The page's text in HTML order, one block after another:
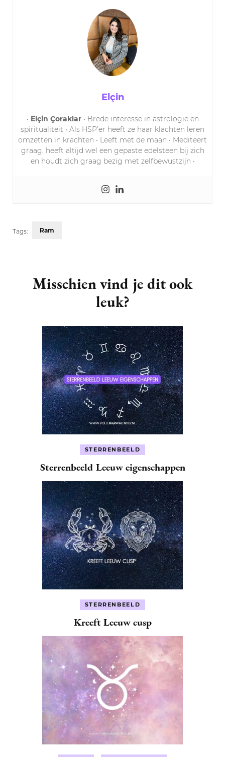
Elçin
• Elçin Çoraklar• Brede interesse in astrologie en
spiritualiteit • Als HSP’er heeft ze haar klachten leren
omzetten in krachten • Leeft met de maan • Mediteert
graag, heeft altijd wel een gepaste edelsteen bij zich
en houdt zich graag bezig met zelfbewustzijn •
Tags: Ram
Navigation
Misschien vind je dit ook
leuk?
STERRENBEELD
Sterrenbeeld Leeuw eigenschappen
STERRENBEELD
Kreeft Leeuw cusp